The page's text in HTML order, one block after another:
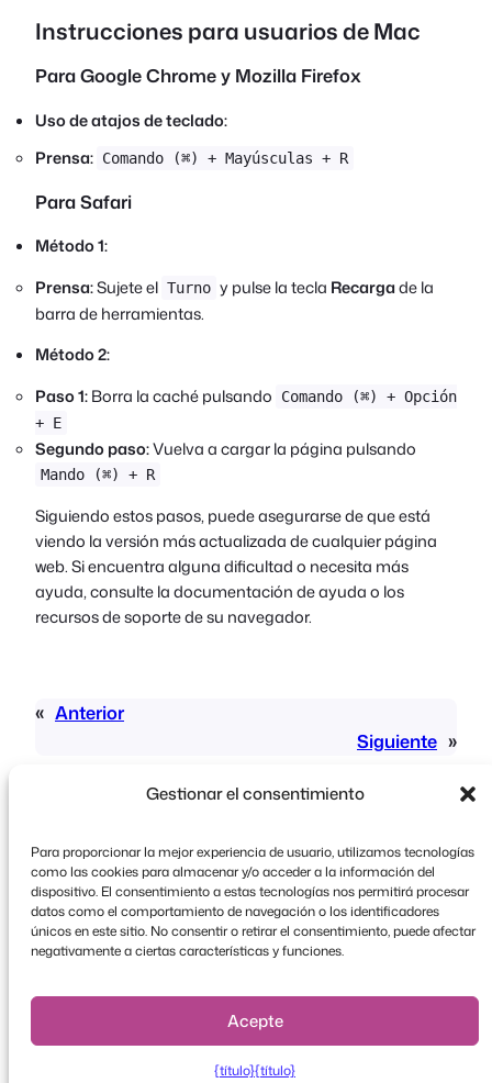
Gestionar el consentimiento
Para proporcionar la mejor experiencia de usuario, utilizamos tecnologías
como las cookies para almacenar y/o acceder a la información del
dispositivo. El consentimiento a estas tecnologías nos permitirá procesar
datos como el comportamiento de navegación o los identificadores
únicos en este sitio. No consentir o retirar el consentimiento, puede afectar
negativamente a ciertas características y funciones.
Acepte
{título}{título}
Instrucciones para usuarios de Mac
Para Google Chrome y Mozilla Firefox
Uso de atajos de teclado:
Prensa: Comando (⌘) + Mayúsculas + R
Para Safari
Método 1:
Prensa:Sujete el Turno y pulse la tecla Recargade la
barra de herramientas.
Método 2:
Paso 1:Borra la caché pulsando
Comando (⌘) + Opción
+ E
Segundo paso:Vuelva a cargar la página pulsando
Mando (⌘) + R
Siguiendo estos pasos, puede asegurarse de que está
viendo la versión más actualizada de cualquier página
web. Si encuentra alguna dificultad o necesita más
ayuda, consulte la documentación de ayuda o los
recursos de soporte de su navegador.
« Anterior
Siguiente »
Copyright © 2026 FooEvents. Todos los derechos
reservados.